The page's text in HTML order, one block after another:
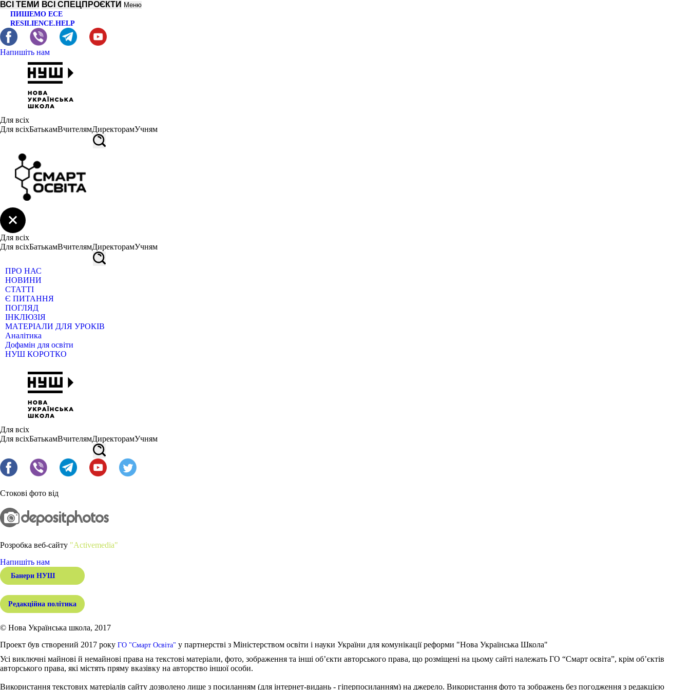
ВСІ ТЕМИ ВСІ СПЕЦПРОЄКТИ Меню
ПИШЕМО ЕСЕ
RESILIENCE.HELP
Напишіть нам
Для всіх
Для всіхБатькамВчителямДиректорамУчням
Для всіх
Для всіхБатькамВчителямДиректорамУчням
ПРО НАС
НОВИНИ
СТАТТІ
Є ПИТАННЯ
ПОГЛЯД
ІНКЛЮЗІЯ
МАТЕРІАЛИ ДЛЯ УРОКІВ
Аналітика
Дофамін для освіти
НУШ КОРОТКО
Для всіх
Для всіхБатькамВчителямДиректорамУчням
Стокові фото від
Розробка веб-сайту "Activemedia"
Напишіть нам
Банери НУШ
Редакційна політика
© Нова Українська школа, 2017
Проект був створений 2017 року ГО "Смарт Освіта" у партнерстві з Міністерством освіти і науки України для комунікації реформи "Нова Українська Школа"
Усі виключні майнові й немайнові права на текстові матеріали, фото, зображення та інші об’єкти авторського права, що розміщені на цьому сайті належать ГО “Смарт освіта”, крім об’єктів
авторського права, які містять пряму вказівку на авторство іншої особи.
Використання текстових матеріалів сайту дозволено лише з посиланням (для інтернет-видань - гіперпосиланням) на джерело. Використання фото та зображень без погодження з редакцією